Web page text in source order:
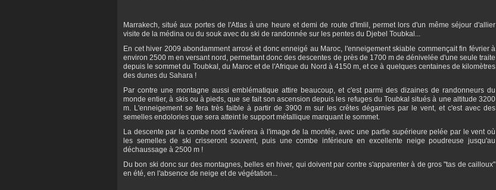
Marrakech, situé aux portes de l'Atlas à une heure et demi de route d'Imlil, permet lors d'un même séjour d'allier
visite de la médina ou du souk avec du ski de randonnée sur les pentes du Djebel Toubkal...
En cet hiver 2009 abondamment arrosé et donc enneigé au Maroc, l'enneigement skiable commençait fin février à
environ 2500 m en versant nord, permettant donc des descentes de près de 1700 m de dénivelée d'une seule traite
depuis le sommet du Toubkal, du Maroc et de l'Afrique du Nord à 4150 m, et ce à quelques centaines de kilomètres
des dunes du Sahara !
Par contre une montagne aussi emblématique attire beaucoup, et c'est parmi des dizaines de randonneurs du
monde entier, à skis ou à pieds, que se fait son ascension depuis les refuges du Toubkal situés à une altitude 3200
m. L'enneigement se fera très faible à partir de 3900 m sur les crêtes dégarnies par le vent, et c'est avec des
semelles endolories que sera atteint le support métallique marquant le sommet.
La descente par la combe nord s'avérera à l'image de la montée, avec une partie supérieure pelée par le vent où
les semelles de ski crisseront souvent, puis une combe inférieure en excellente neige poudreuse jusqu'au
déchaussage à 2500 m !
Du bon ski donc sur des montagnes, belles en hiver, qui doivent par contre s'apparenter à de gros "tas de cailloux"
en été, en l'absence de neige et de végétation...